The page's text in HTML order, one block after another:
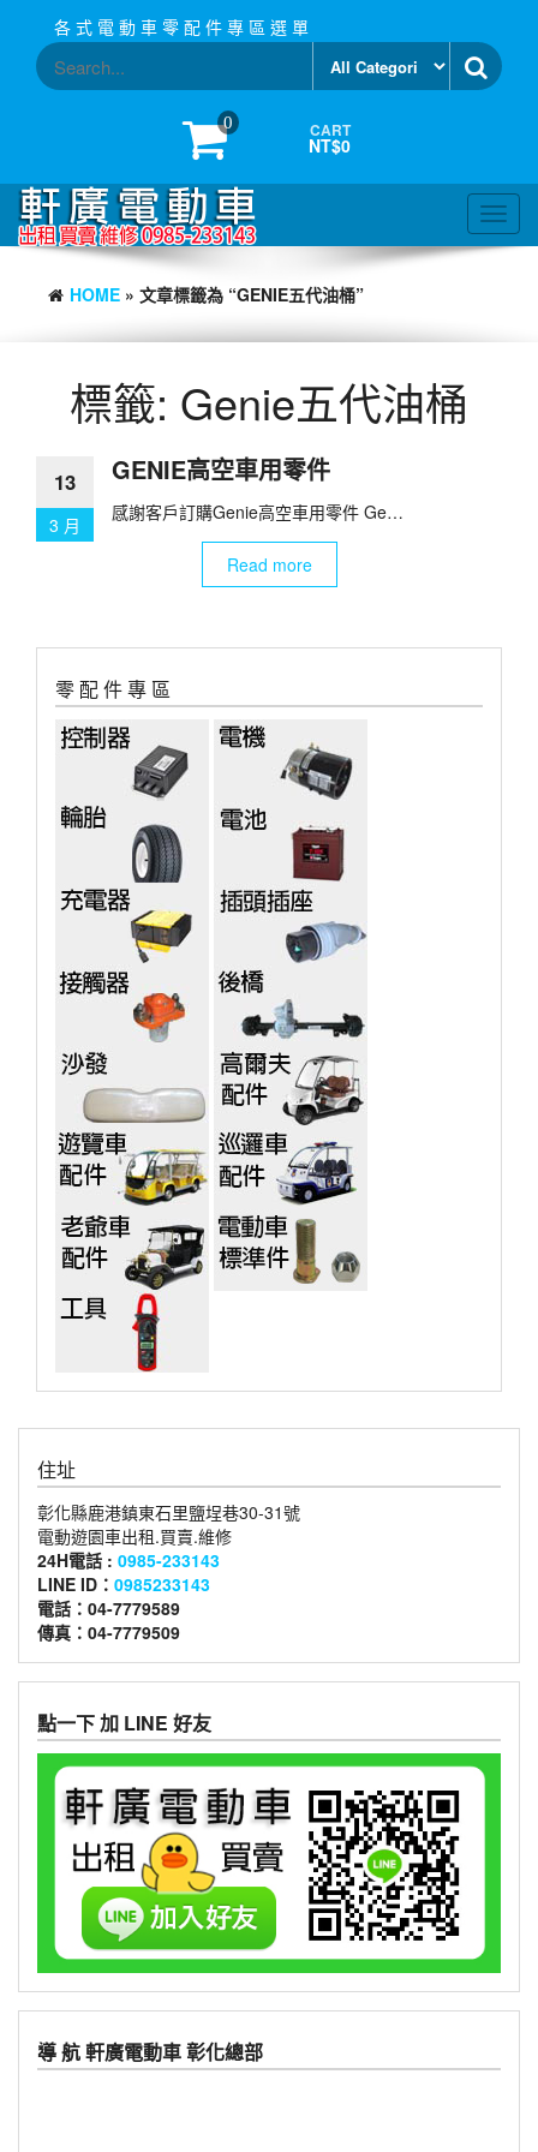
content
各 式 電 動 車 零 配 件 專 區 選 單
0 CART
NT$0
HOME » 文章標籤為 “GENIE五代油桶”
標籤: Genie五代油桶
13
3 月
GENIE高空車用零件
感謝客戶訂購Genie高空車用零件 Ge…
Read more
零 配 件 專 區
住址
彰化縣鹿港鎮東石里鹽埕巷30-31號
電動遊園車出租.買賣.維修
24H電話 : 0985-233143
LINE ID： 0985233143
電話：04-7779589
傳真：04-7779509
點一下 加 LINE 好友
導 航 軒廣電動車 彰化總部